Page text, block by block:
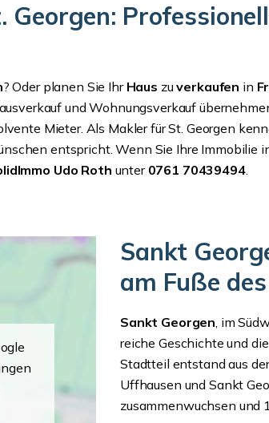
? Oder planen Sie Ihr Haus zuverkaufen in
und Wohnungsverkauf
Mieter. Als Makler für St. Georgen
entspricht. Wenn Sie Ihre Immobilie
Udo Roth unter 0761 70439494.
Sankt
am Fuße
Sankt Georgen, im
reiche Geschichte und
Stadtteil entstand aus
Uffhausen und Sankt
zusammenwuchsen und